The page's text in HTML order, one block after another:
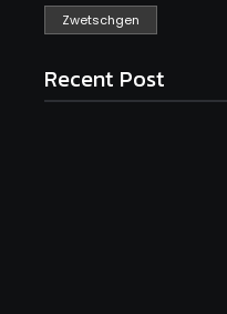
Zwetschgen
Recent Post